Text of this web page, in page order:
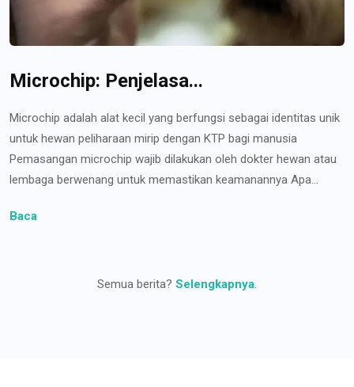
Microchip: Penjelasa...
Microchip adalah alat kecil yang berfungsi sebagai identitas unik
untuk hewan peliharaan mirip dengan KTP bagi manusia
Pemasangan microchip wajib dilakukan oleh dokter hewan atau
lembaga berwenang untuk memastikan keamanannya Apa...
Baca
Semua berita? Selengkapnya